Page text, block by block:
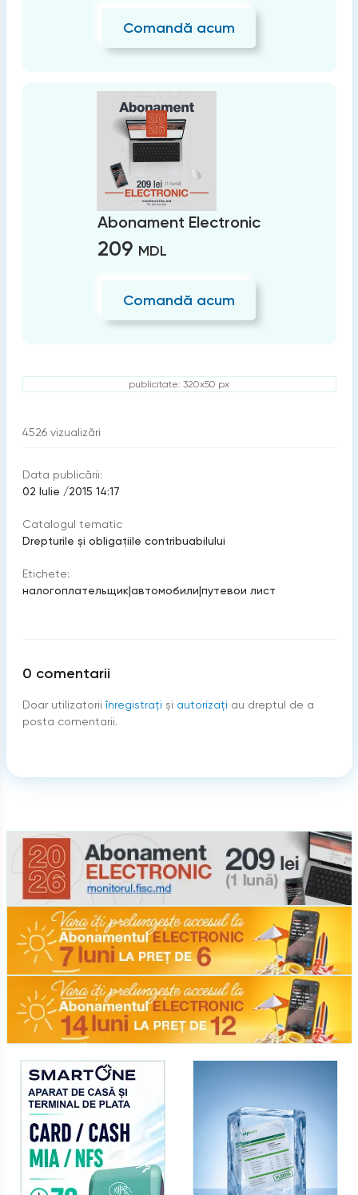
Comandă acum
Abonament Electronic
209 MDL
Comandă acum
publicitate: 320x50 px
4526 vizualizări
Data publicării:
02 Iulie /2015 14:17
Catalogul tematic
Drepturile şi obligaţiile contribuabilului
Etichete:
налогоплательщик|автомобили|путевои лист
0 comentarii
Doar utilizatorii înregistraţi şi autorizați au dreptul de a
posta comentarii.